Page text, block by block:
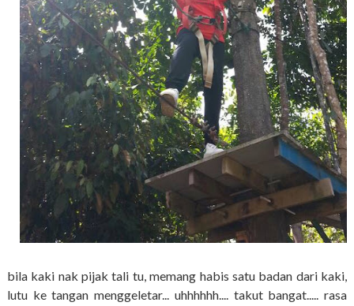
bila kaki nak pijak tali tu, memang habis satu badan dari kaki,
lutu ke tangan menggeletar... uhhhhhh.... takut bangat..... rasa